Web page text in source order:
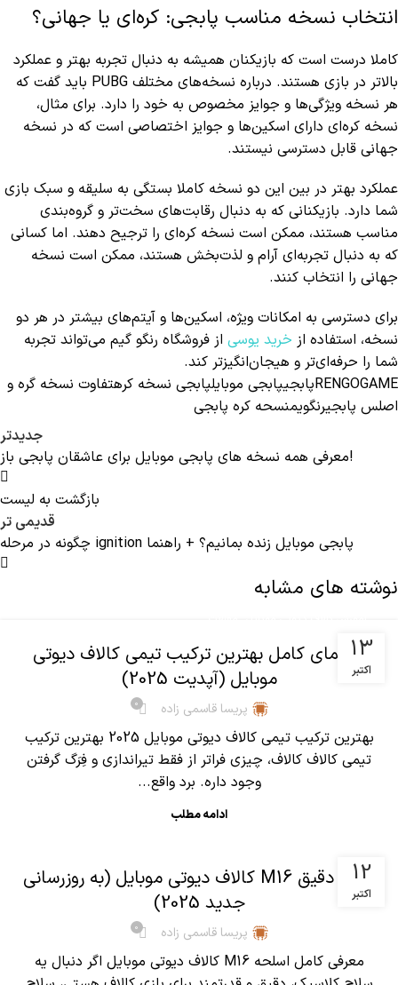
انتخاب نسخه مناسب پابجی: کره‌ای یا جهانی؟
کاملا درست است که بازیکنان همیشه به دنبال تجربه بهتر و عملکرد
بالاتر در بازی هستند. درباره نسخه‌های مختلف PUBG باید گفت که
هر نسخه ویژگی‌ها و جوایز مخصوص به خود را دارد. برای مثال،
نسخه کره‌ای دارای اسکین‌ها و جوایز اختصاصی است که در نسخه
جهانی قابل دسترسی نیستند.
عملکرد بهتر در بین این دو نسخه کاملا بستگی به سلیقه و سبک بازی
شما دارد. بازیکنانی که به دنبال رقابت‌های سخت‌تر و گروه‌بندی
مناسب هستند، ممکن است نسخه کره‌ای را ترجیح دهند. اما کسانی
که به دنبال تجربه‌ای آرام و لذت‌بخش هستند، ممکن است نسخه
جهانی را انتخاب کنند.
برای دسترسی به امکانات ویژه، اسکین‌ها و آیتم‌های بیشتر در هر دو
نسخه، استفاده از خرید یوسی از فروشگاه رنگو گیم می‌تواند تجربه
شما را حرفه‌ای‌تر و هیجان‌انگیزتر کند.
RENGOGAMEپابجیپابجی موبایلپابجی نسخه کرهتفاوت نسخه گره و
اصلس پابجیرنگویمنسحه کره پابجی
جدیدتر
معرفی همه نسخه های پابجی موبایل برای عاشقان پابجی باز!
بازگشت به لیست
قدیمی تر
چگونه در مرحله ignition پابجی موبایل زنده بمانیم؟ + راهنما
نوشته های مشابه
13
اکتبر
راهنمای کامل بهترین ترکیب تیمی کالاف دیوتی
موبایل (آپدیت 2025)
پریسا قاسمی زاده 0
بهترین ترکیب تیمی کالاف دیوتی موبایل 2025 بهترین ترکیب
تیمی کالاف کالاف، چیزی فراتر از فقط تیراندازی و فِرَگ گرفتن
وجود داره. برد واقع...
ادامه مطلب
12
اکتبر
آنالیز دقیق M16 کالاف دیوتی موبایل (به روزرسانی
جدید 2025)
پریسا قاسمی زاده 0
معرفی کامل اسلحه M16 کالاف دیوتی موبایل اگر دنبال یه